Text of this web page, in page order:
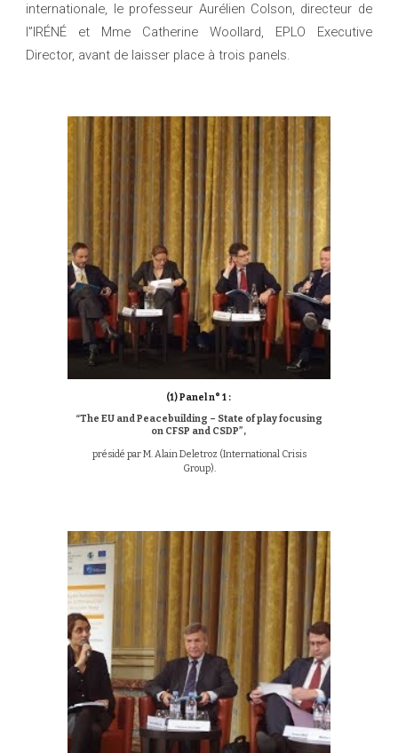
internationale, le professeur Aurélien Colson, directeur de
l'’IRÉNÉ et Mme Catherine Woollard, EPLO Executive
Director, avant de laisser place à trois panels.
(1)Panel n° 1 :
“The EU and Peacebuilding – State of play focusing
on CFSP and CSDP”,
présidé par M. Alain Deletroz (International Crisis
Group).